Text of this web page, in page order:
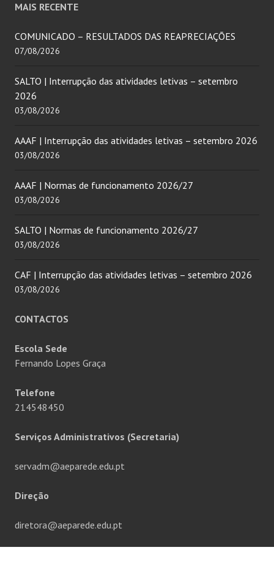
MAIS RECENTE
COMUNICADO – RESULTADOS DAS REAPRECIAÇÕES
07/08/2026
SALTO | Interrupção das atividades letivas – setembro
2026
03/08/2026
AAAF | Interrupção das atividades letivas – setembro 2026
03/08/2026
AAAF | Normas de funcionamento 2026/27
03/08/2026
SALTO | Normas de funcionamento 2026/27
03/08/2026
CAF | Interrupção das atividades letivas – setembro 2026
03/08/2026
CONTACTOS
Escola Sede
Fernando Lopes Graça
Telefone
214548450
Serviços Administrativos (Secretaria)
servadm@aeparede.edu.pt
Direção
diretora@aeparede.edu.pt